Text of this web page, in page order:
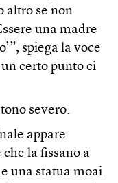
altro se non
una madre
spiega la voce
certo punto ci
severo.
appare
la fissano a
una statua moai